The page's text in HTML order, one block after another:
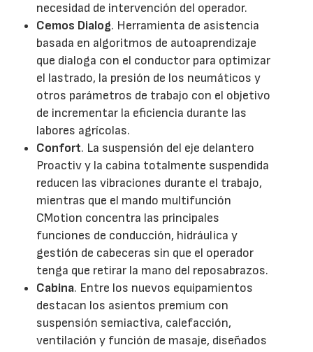
necesidad de intervención del operador.
Cemos Dialog. Herramienta de asistencia
basada en algoritmos de autoaprendizaje
que dialoga con el conductor para optimizar
el lastrado, la presión de los neumáticos y
otros parámetros de trabajo con el objetivo
de incrementar la eficiencia durante las
labores agrícolas.
Confort. La suspensión del eje delantero
Proactiv y la cabina totalmente suspendida
reducen las vibraciones durante el trabajo,
mientras que el mando multifunción
CMotion concentra las principales
funciones de conducción, hidráulica y
gestión de cabeceras sin que el operador
tenga que retirar la mano del reposabrazos.
Cabina. Entre los nuevos equipamientos
destacan los asientos premium con
suspensión semiactiva, calefacción,
ventilación y función de masaje, diseñados